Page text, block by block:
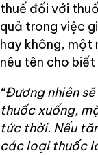
thuế đối với
quả trong việc
hay không, một
nêu tên cho
“Đương nhiên
thuốc xuống,
tức thời. Nếu
các loại thuốc